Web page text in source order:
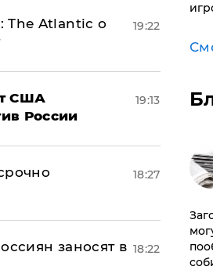
The Atlantic о
19:22
США
России
19:13
18:27
заносят в 18:22